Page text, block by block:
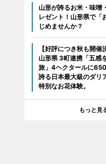
山形が誇るお米・味噌
レゼント！山形県で「
じめませんか？
【好評につき秋も開
山形県 3町連携「五感
旅」4ヘクタールに
誇る日本最大級のダリ
特別なお花体験。
もっと見